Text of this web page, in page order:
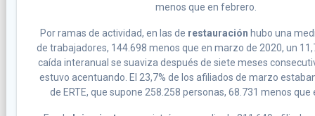
menos que en febrero.
Por ramas de actividad, en las de restauración hubo una
de trabajadores, 144.698 menos que en marzo de 2020, un
caída interanual se suaviza después de siete meses
estuvo acentuando. El 23,7% de los afiliados de marzo
de ERTE, que supone 258.258 personas, 68.731 menos